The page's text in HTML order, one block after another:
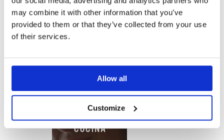
may combine it with other information that you’ve
provided to them or that they’ve collected from your use
of their services.
Allow all
Customize
ESSENZA IN
CUCINA